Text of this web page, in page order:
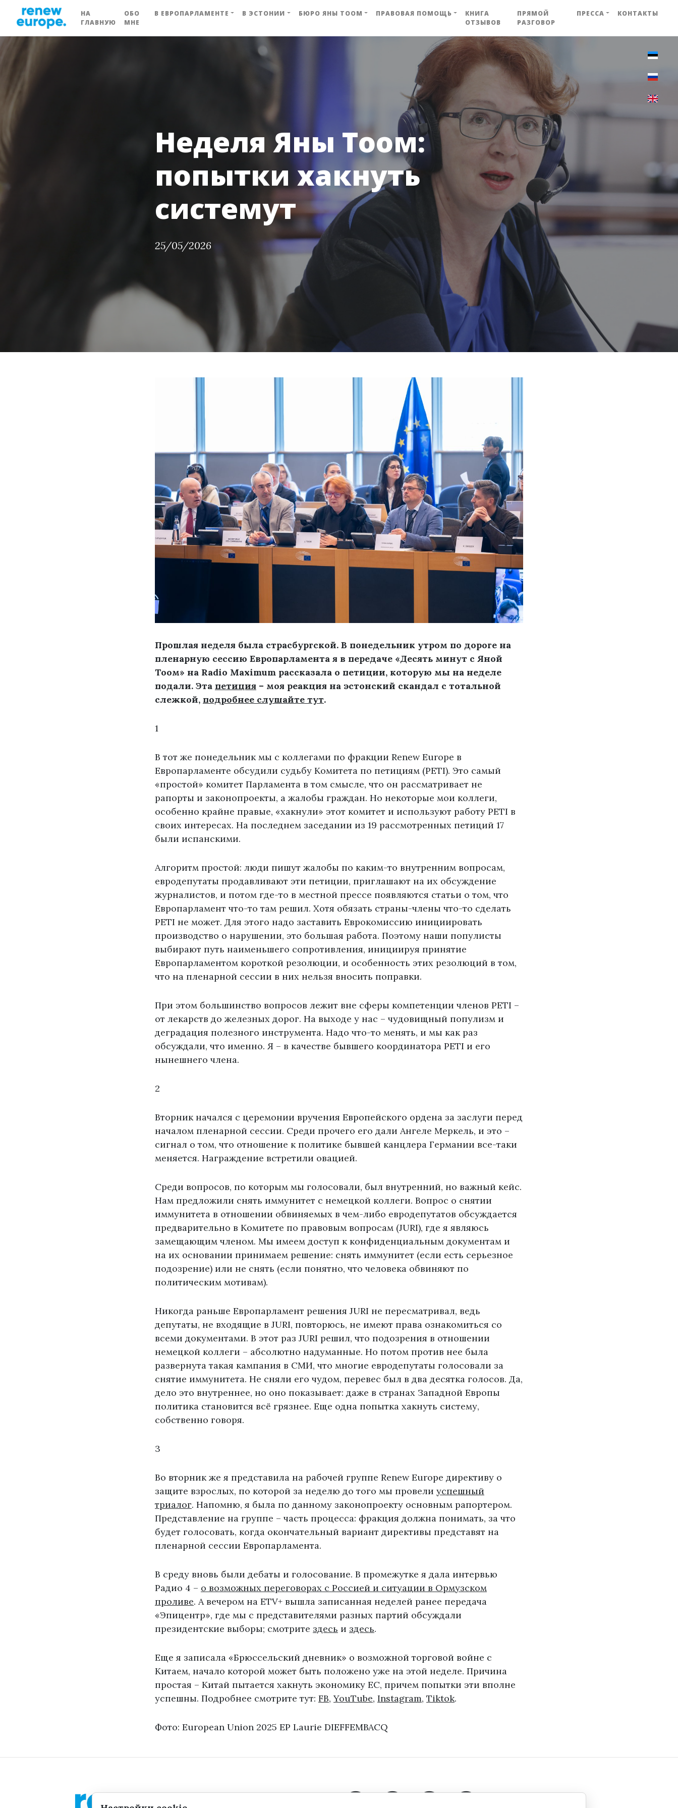
НА
ГЛАВНУЮ
ОБО
МНЕ
В ЕВРОПАРЛАМЕНТЕ В ЭСТОНИИ БЮРО ЯНЫ ТООМ ПРАВОВАЯ ПОМОЩЬ
КНИГА
ОТЗЫВОВ
ПРЯМОЙ
РАЗГОВОР
ПРЕССА КОНТАКТЫ
Неделя Яны Тоом:
попытки хакнуть
системут
25/05/2026
Прошлая неделя была страсбургской. В понедельник утром по дороге на
пленарную сессию Европарламента я в передаче «Десять минут с Яной
Тоом» на Radio Maximum рассказала о петиции, которую мы на неделе
подали. Эта петиция – моя реакция на эстонский скандал с тотальной
слежкой, подробнее слушайте тут.
1
В тот же понедельник мы с коллегами по фракции Renew Europe в
Европарламенте обсудили судьбу Комитета по петициям (PETI). Это самый
«простой» комитет Парламента в том смысле, что он рассматривает не
рапорты и законопроекты, а жалобы граждан. Но некоторые мои коллеги,
особенно крайне правые, «хакнули» этот комитет и используют работу PETI в
своих интересах. На последнем заседании из 19 рассмотренных петиций 17
были испанскими.
Алгоритм простой: люди пишут жалобы по каким-то внутренним вопросам,
евродепутаты продавливают эти петиции, приглашают на их обсуждение
журналистов, и потом где-то в местной прессе появляются статьи о том, что
Европарламент что-то там решил. Хотя обязать страны-члены что-то сделать
PETI не может. Для этого надо заставить Еврокомиссию инициировать
производство о нарушении, это большая работа. Поэтому наши популисты
выбирают путь наименьшего сопротивления, инициируя принятие
Европарламентом короткой резолюции, и особенность этих резолюций в том,
что на пленарной сессии в них нельзя вносить поправки.
При этом большинство вопросов лежит вне сферы компетенции членов PETI –
от лекарств до железных дорог. На выходе у нас – чудовищный популизм и
деградация полезного инструмента. Надо что-то менять, и мы как раз
обсуждали, что именно. Я – в качестве бывшего координатора PETI и его
нынешнего члена.
2
Вторник начался с церемонии вручения Европейского ордена за заслуги перед
началом пленарной сессии. Среди прочего его дали Ангеле Меркель, и это –
сигнал о том, что отношение к политике бывшей канцлера Германии все-таки
меняется. Награждение встретили овацией.
Среди вопросов, по которым мы голосовали, был внутренний, но важный кейс.
Нам предложили снять иммунитет с немецкой коллеги. Вопрос о снятии
иммунитета в отношении обвиняемых в чем-либо евродепутатов обсуждается
предварительно в Комитете по правовым вопросам (JURI), где я являюсь
замещающим членом. Мы имеем доступ к конфиденциальным документам и
на их основании принимаем решение: снять иммунитет (если есть серьезное
подозрение) или не снять (если понятно, что человека обвиняют по
политическим мотивам).
Никогда раньше Европарламент решения JURI не пересматривал, ведь
депутаты, не входящие в JURI, повторюсь, не имеют права ознакомиться со
всеми документами. В этот раз JURI решил, что подозрения в отношении
немецкой коллеги – абсолютно надуманные. Но потом против нее была
развернута такая кампания в СМИ, что многие евродепутаты голосовали за
снятие иммунитета. Не сняли его чудом, перевес был в два десятка голосов. Да,
дело это внутреннее, но оно показывает: даже в странах Западной Европы
политика становится всё грязнее. Еще одна попытка хакнуть систему,
собственно говоря.
3
Во вторник же я представила на рабочей группе Renew Europe директиву о
защите взрослых, по которой за неделю до того мы провели успешный
триалог. Напомню, я была по данному законопроекту основным рапортером.
Представление на группе – часть процесса: фракция должна понимать, за что
будет голосовать, когда окончательный вариант директивы представят на
пленарной сессии Европарламента.
В среду вновь были дебаты и голосование. В промежутке я дала интервью
Радио 4 – о возможных переговорах с Россией и ситуации в Ормузском
проливе. А вечером на ETV+ вышла записанная неделей ранее передача
«Эпицентр», где мы с представителями разных партий обсуждали
президентские выборы; смотрите здесь и здесь.
Еще я записала «Брюссельский дневник» о возможной торговой войне с
Китаем, начало которой может быть положено уже на этой неделе. Причина
простая – Китай пытается хакнуть экономику ЕС, причем попытки эти вполне
успешны. Подробнее смотрите тут: FB,YouTube, Instagram, Tiktok.
Фото: European Union 2025 EP Laurie DIEFFEMBACQ